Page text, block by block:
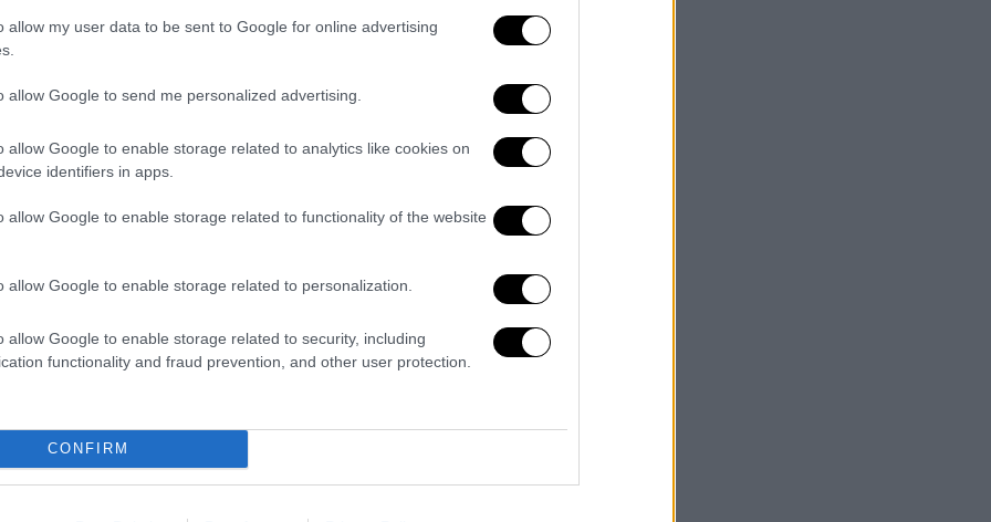
allow my user data to be sent to Google for online advertising
allow Google to send me personalized advertising.
allow Google to enable storage related to analytics like cookies on
identifiers in apps.
allow Google to enable storage related to functionality of the website
allow Google to enable storage related to personalization.
allow Google to enable storage related to security, including
functionality and fraud prevention, and other user protection.
CONFIRM
για την εξαγορά - Περιορισμένο
του χρυσούωθεί τους πολίτες στην
ράλι των τιμών αποτελεί μια
χρήματα τα ελληνικά νοικοκυριά που
των νοικοκυριών
, υποδηλώνοντας ότι οι Έλληνες
συμπεριλαμβανομένων των